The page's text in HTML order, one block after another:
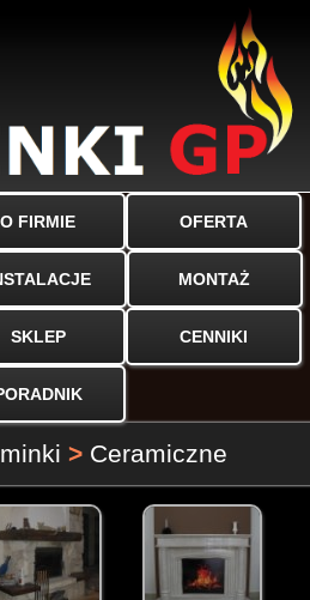
O FIRMIE OFERTA
MONTAŻ
SKLEP CENNIKI
> Ceramiczne